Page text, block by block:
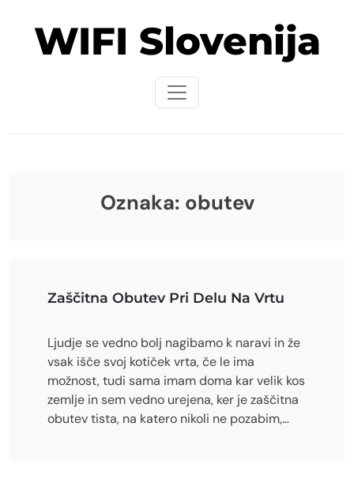
contentWIFI Slovenija
Oznaka: obutev
Zaščitna Obutev Pri Delu Na Vrtu
Ljudje se vedno bolj nagibamo k naravi in že
vsak išče svoj kotiček vrta, če le ima
možnost, tudi sama imam doma kar velik kos
zemlje in sem vedno urejena, ker je zaščitna
obutev tista, na katero nikoli ne pozabim,…